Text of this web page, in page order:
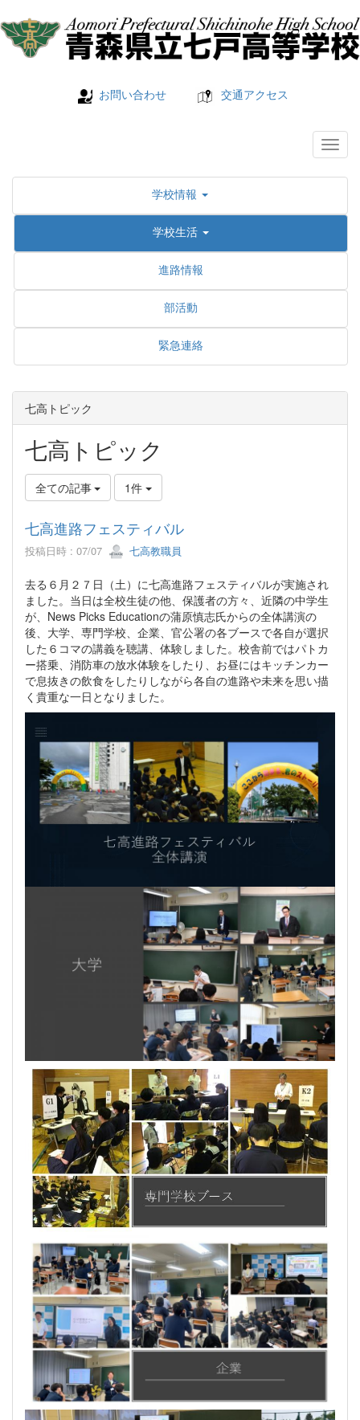
お問い合わせ 交通アクセス
学校情報
学校生活
進路情報
部活動
緊急連絡
七高トピック
七高トピック
全ての記事 1件
七高進路フェスティバル
投稿日時 : 07/07 七高教職員
去る６月２７日（土）に七高進路フェスティバルが実施され
ました。当日は全校生徒の他、保護者の方々、近隣の中学生
が、News Picks Educationの蒲原慎志氏からの全体講演の
後、大学、専門学校、企業、官公署の各ブースで各自が選択
した６コマの講義を聴講、体験しました。校舎前ではパトカ
ー搭乗、消防車の放水体験をしたり、お昼にはキッチンカー
で息抜きの飲食をしたりしながら各自の進路や未来を思い描
く貴重な一日となりました。